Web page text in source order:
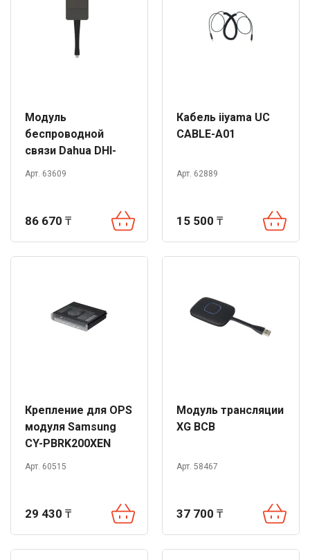
Модуль
беспроводной
связи Dahua DHI-
PKP-WP1B
Арт. 63609
86 670 ₸
Кабель iiyama UC
CABLE-A01
Арт. 62889
15 500 ₸
Крепление для OPS
модуля Samsung
CY-PBRK200XEN
Арт. 60515
29 430 ₸
Модуль трансляции
XG BCB
Арт. 58467
37 700 ₸